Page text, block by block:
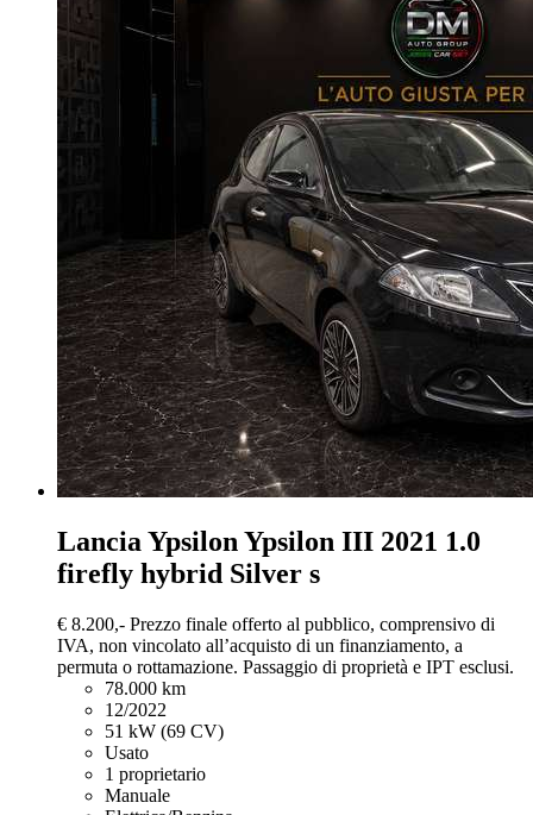
Lancia Ypsilon Ypsilon III 2021 1.0
firefly hybrid Silver s
€ 8.200,- Prezzo finale offerto al pubblico, comprensivo di
IVA, non vincolato all’acquisto di un finanziamento, a
permuta o rottamazione. Passaggio di proprietà e IPT esclusi.
78.000 km
12/2022
51 kW (69 CV)
Usato
1 proprietario
Manuale